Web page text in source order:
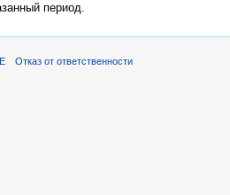
период.
Отказ от ответственности